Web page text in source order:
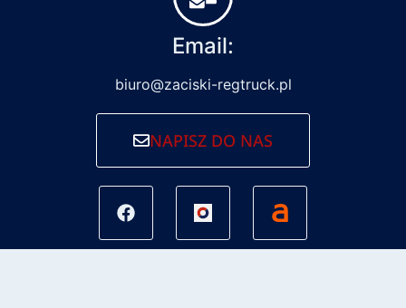
Email:
biuro@zaciski-regtruck.pl
NAPISZ DO NAS